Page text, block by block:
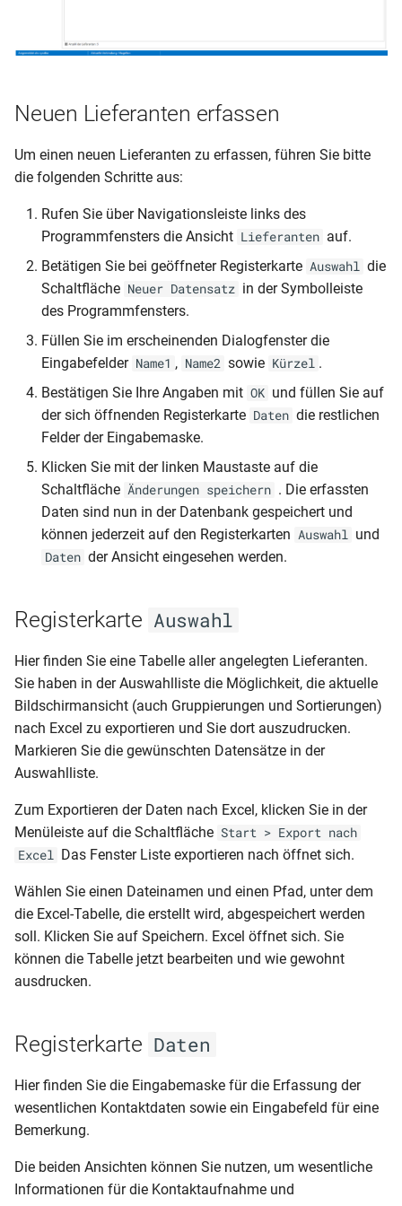
a
i
Änderungen 2020
Änderungen 2019
Server
Sortieren, Gruppieren,
Halbjahreswechsel
Schuljahreswechsel
Schullaufbahn
Enbrea Leistungen
Prüfungsnummer
Durchschnitt/Abschluss
berechnen
Formulare, Listen und
Zeugnisse
Anleitungen zu Berichten
Serienmail
Kurznachrichten
Stundenplandaten
Neuen Lieferanten erfassen
Um einen neuen Lieferanten zu erfassen, führen Sie bitte
die folgenden Schritte aus:
Rufen Sie über Navigationsleiste links des
Programmfensters die Ansicht Lieferanten auf.
Betätigen Sie bei geöffneter Registerkarte Auswahl die
Schaltfläche Neuer Datensatz in der Symbolleiste
des Programmfensters.
Füllen Sie im erscheinenden Dialogfenster die
Eingabefelder Name1 , Name2 sowie Kürzel .
Bestätigen Sie Ihre Angaben mit OK und füllen Sie auf
der sich öffnenden Registerkarte Daten die restlichen
Felder der Eingabemaske.
Klicken Sie mit der linken Maustaste auf die
Schaltfläche Änderungen speichern . Die erfassten
Daten sind nun in der Datenbank gespeichert und
können jederzeit auf den Registerkarten Auswahl und
Daten der Ansicht eingesehen werden.
Registerkarte Auswahl
Hier finden Sie eine Tabelle aller angelegten Lieferanten.
Sie haben in der Auswahlliste die Möglichkeit, die aktuelle
Bildschirmansicht (auch Gruppierungen und Sortierungen)
nach Excel zu exportieren und Sie dort auszudrucken.
Markieren Sie die gewünschten Datensätze in der
Auswahlliste.
Zum Exportieren der Daten nach Excel, klicken Sie in der
Menüleiste auf die Schaltfläche Start > Export nach
Excel Das Fenster Liste exportieren nach öffnet sich.
Wählen Sie einen Dateinamen und einen Pfad, unter dem
die Excel-Tabelle, die erstellt wird, abgespeichert werden
soll. Klicken Sie auf Speichern. Excel öffnet sich. Sie
können die Tabelle jetzt bearbeiten und wie gewohnt
ausdrucken.
Registerkarte Daten
Hier finden Sie die Eingabemaske für die Erfassung der
wesentlichen Kontaktdaten sowie ein Eingabefeld für eine
Bemerkung.
Die beiden Ansichten können Sie nutzen, um wesentliche
Informationen für die Kontaktaufnahme und